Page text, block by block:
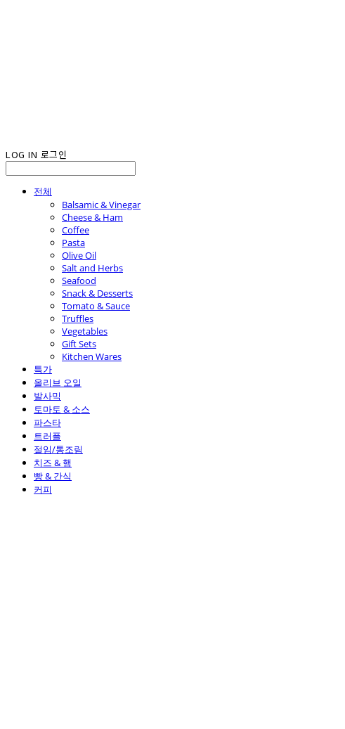
LOG IN 로그인
전체
Balsamic & Vinegar
Cheese & Ham
Coffee
Pasta
Olive Oil
Salt and Herbs
Seafood
Snack & Desserts
Tomato & Sauce
Truffles
Vegetables
Gift Sets
Kitchen Wares
특가
올리브 오일
발사믹
토마토 & 소스
파스타
트러플
절임/통조림
치즈 & 햄
빵 & 간식
커피